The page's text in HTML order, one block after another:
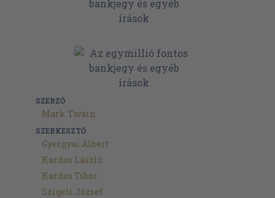
SZERZŐ
Mark Twain
SZERKESZTŐ
Gyergyai Albert
Kardos László
Kardos Tibor
Szigeti József